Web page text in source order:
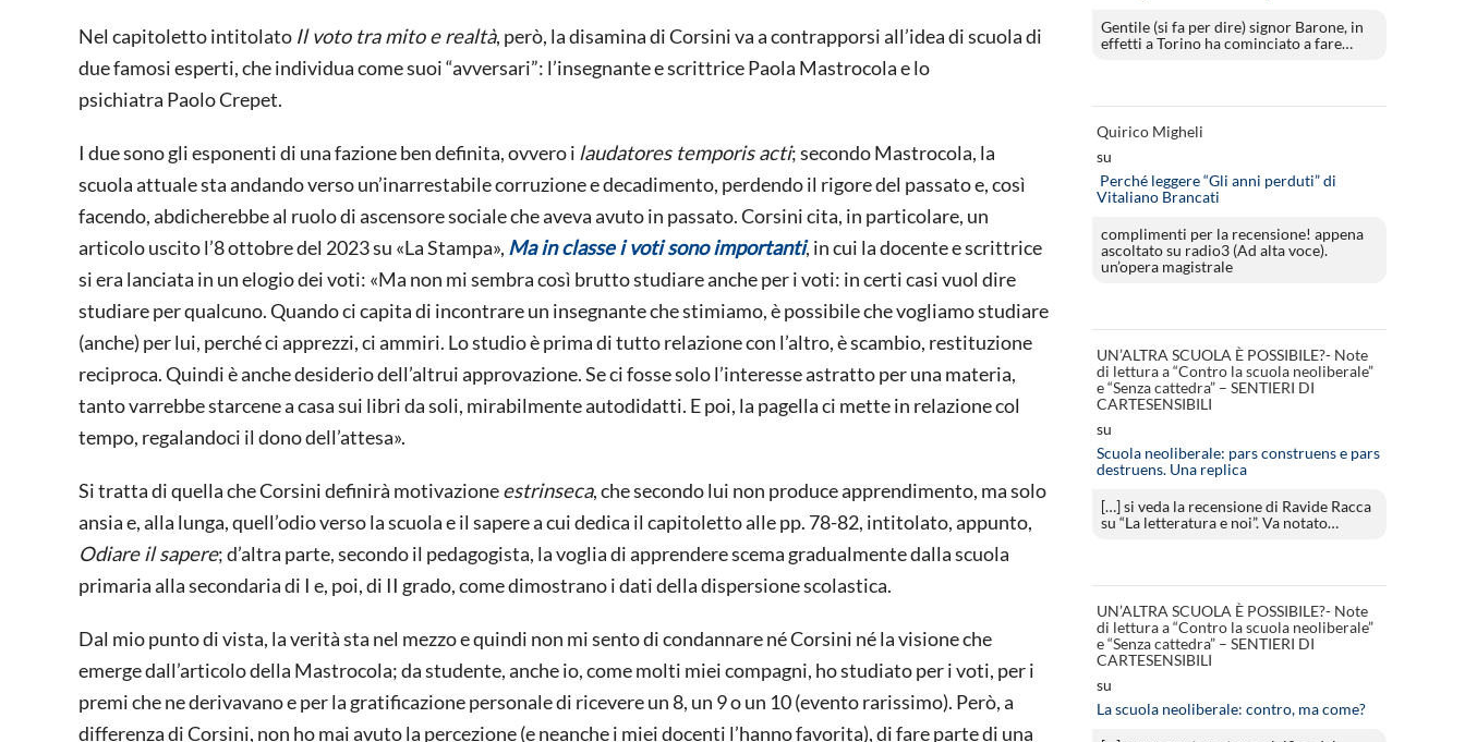
Nel capitoletto intitolato Il voto tra mito e realtà, però, la disamina di Corsini va a contrapporsi all’idea di scuola di
due famosi esperti, che individua come suoi “avversari”: l’insegnante e scrittrice Paola Mastrocola e lo
psichiatra Paolo Crepet.
I due sono gli esponenti di una fazione ben definita, ovvero i laudatores temporis acti; secondo Mastrocola, la
scuola attuale sta andando verso un’inarrestabile corruzione e decadimento, perdendo il rigore del passato e, così
facendo, abdicherebbe al ruolo di ascensore sociale che aveva avuto in passato. Corsini cita, in particolare, un
articolo uscito l’8 ottobre del 2023 su «La Stampa», Ma in classe i voti sono importanti, in cui la docente e scrittrice
si era lanciata in un elogio dei voti: «Ma non mi sembra così brutto studiare anche per i voti: in certi casi vuol dire
studiare per qualcuno. Quando ci capita di incontrare un insegnante che stimiamo, è possibile che vogliamo studiare
(anche) per lui, perché ci apprezzi, ci ammiri. Lo studio è prima di tutto relazione con l’altro, è scambio, restituzione
reciproca. Quindi è anche desiderio dell’altrui approvazione. Se ci fosse solo l’interesse astratto per una materia,
tanto varrebbe starcene a casa sui libri da soli, mirabilmente autodidatti. E poi, la pagella ci mette in relazione col
tempo, regalandoci il dono dell’attesa».
Si tratta di quella che Corsini definirà motivazioneestrinseca, che secondo lui non produce apprendimento, ma solo
ansia e, alla lunga, quell’odio verso la scuola e il sapere a cui dedica il capitoletto alle pp. 78-82, intitolato, appunto,
Odiare il sapere; d’altra parte, secondo il pedagogista, la voglia di apprendere scema gradualmente dalla scuola
primaria alla secondaria di I e, poi, di II grado, come dimostrano i dati della dispersione scolastica.
Dal mio punto di vista, la verità sta nel mezzo e quindi non mi sento di condannare né Corsini né la visione che
emerge dall’articolo della Mastrocola; da studente, anche io, come molti miei compagni, ho studiato per i voti, per i
premi che ne derivavano e per la gratificazione personale di ricevere un 8, un 9 o un 10 (evento rarissimo). Però, a
differenza di Corsini, non ho mai avuto la percezione (e neanche i miei docenti l’hanno favorita), di fare parte di una
Gentile (si fa per dire) signor Barone, in
effetti a Torino ha cominciato a fare…
Quirico Migheli
su
Perché leggere “Gli anni perduti” di
Vitaliano Brancati
complimenti per la recensione! appena
ascoltato su radio3 (Ad alta voce).
un’opera magistrale
UN’ALTRA SCUOLA È POSSIBILE?- Note
di lettura a “Contro la scuola neoliberale”
e “Senza cattedra” – SENTIERI DI
CARTESENSIBILI
su
Scuola neoliberale: pars construens e pars
destruens. Una replica
[…] si veda la recensione di Ravide Racca
su “La letteratura e noi”. Va notato…
UN’ALTRA SCUOLA È POSSIBILE?- Note
di lettura a “Contro la scuola neoliberale”
e “Senza cattedra” – SENTIERI DI
CARTESENSIBILI
su
La scuola neoliberale: contro, ma come?